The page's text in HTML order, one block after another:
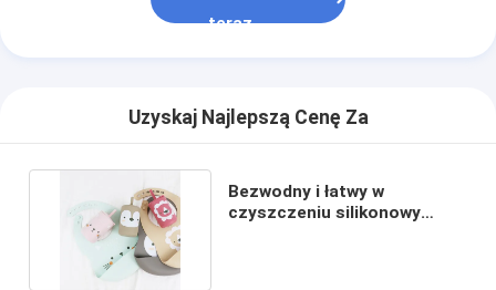
teraz
Uzyskaj Najlepszą Cenę Za
Bezwodny i łatwy w
czyszczeniu silikonowy